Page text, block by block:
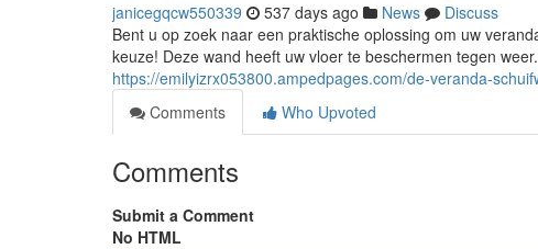
janicegqcw550339 537 days ago News
Discuss
Bent u op zoek naar een praktische oplossing om uw
keuze! Deze wand heeft uw vloer te beschermen tegen
https://emilyizrx053800.ampedpages.com/de-veranda-
Comments
Who Upvoted
Comments
Submit a Comment
No HTML